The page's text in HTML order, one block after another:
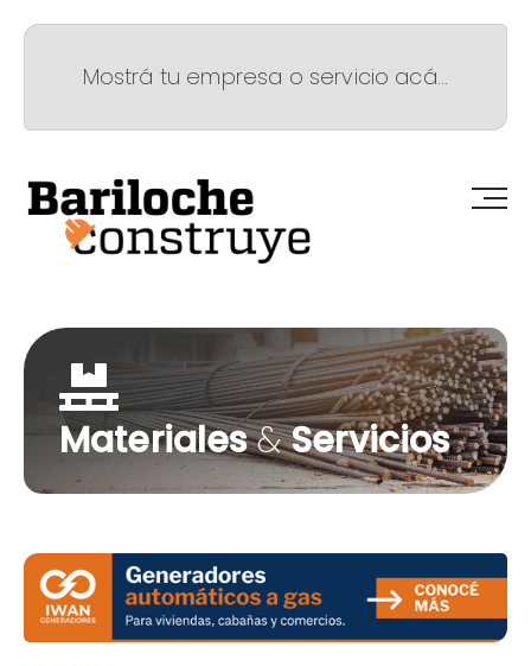
Mostrá tu empresa o servicio acá...
Materiales&Servicios